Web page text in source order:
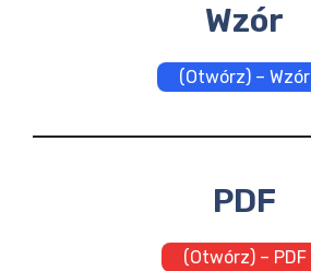
Wzór
(Otwórz) – Wzór
PDF
(Otwórz) – PDF